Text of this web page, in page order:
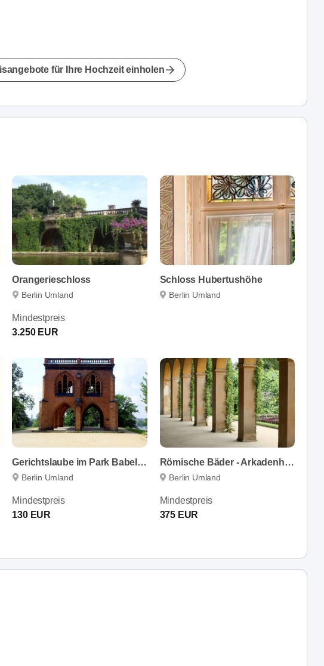
für Ihre Hochzeit einholen
Orangerieschloss
Berlin Umland
Mindestpreis
3.250 EUR
Schloss Hubertushöhe
Berlin Umland
Gerichtslaube im Park Babelsberg
Berlin Umland
Mindestpreis
130 EUR
Römische Bäder - Arkadenhalle & Wasserterrasse
Berlin Umland
Mindestpreis
375 EUR